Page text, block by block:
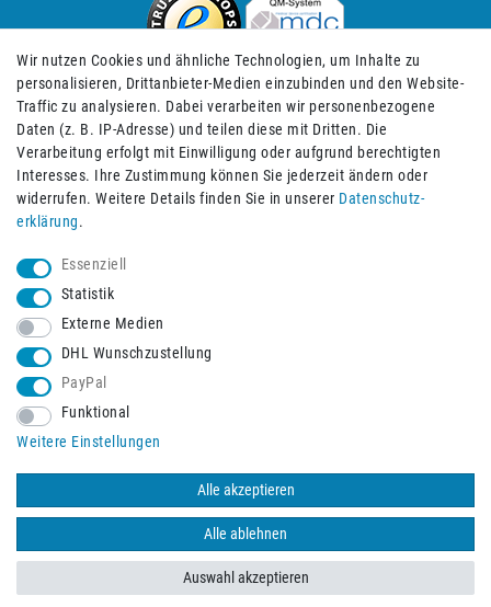
Impressum Daten­schutz­erklärung AGB
© 2026 Burbach+Goetz Deutsche Sanitätshaus GmbH
vorbehalten. Alle Preise verstehen sich inklusive der Mehrwertsteuer,
zuzüglich der Versandkosten.
Wir nutzen Cookies und ähnliche Technologien, um Inhalte zu
personalisieren, Drittanbieter-Medien einzubinden und den Website-
Traffic zu analysieren. Dabei verarbeiten wir personenbezogene
Daten (z. B. IP-Adresse) und teilen diese mit Dritten. Die
Verarbeitung erfolgt mit Einwilligung oder aufgrund berechtigten
Interesses. Ihre Zustimmung können Sie jederzeit ändern oder
widerrufen. Weitere Details finden Sie in unserer Daten­schutz­
erklärung.
Essenziell
Statistik
Externe Medien
DHL Wunschzustellung
PayPal
Funktional
Weitere Einstellungen
Alle akzeptieren
Alle ablehnen
Auswahl akzeptieren
BACK TO TOP